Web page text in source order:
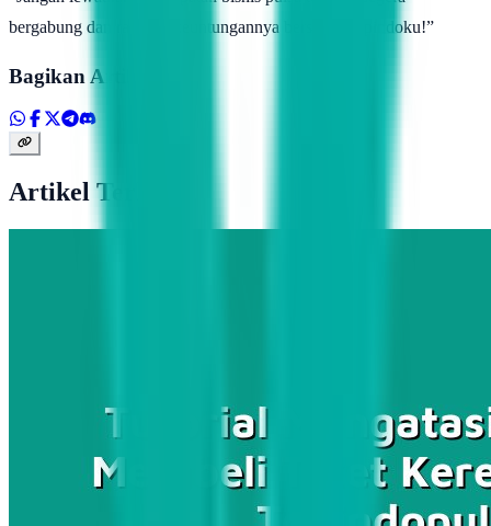
bergabung dan rasakan keuntungannya bersama Topindoku!”
Bagikan Artikel
Artikel Terkait